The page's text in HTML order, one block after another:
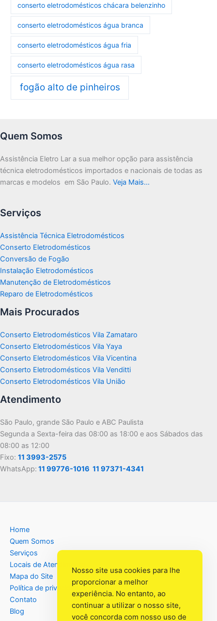
conserto eletrodomésticos chácara belenzinho
conserto eletrodomésticos água branca
conserto eletrodomésticos água fria
conserto eletrodomésticos água rasa
fogão alto de pinheiros
Quem Somos
Assistência Eletro Lar a sua melhor opção para assistência
técnica eletrodomésticos importados e nacionais de todas as
marcas e modelos em São Paulo. Veja Mais…
Serviços
Assistência Técnica Eletrodomésticos
Conserto Eletrodomésticos
Conversão de Fogão
Instalação Eletrodomésticos
Manutenção de Eletrodomésticos
Reparo de Eletrodomésticos
Mais Procurados
Conserto Eletrodomésticos Vila Zamataro
Conserto Eletrodomésticos Vila Yaya
Conserto Eletrodomésticos Vila Vicentina
Conserto Eletrodomésticos Vila Venditti
Conserto Eletrodomésticos Vila União
Atendimento
São Paulo, grande São Paulo e ABC Paulista
Segunda a Sexta-feira das 08:00 as 18:00 e aos Sábados das
08:00 as 12:00
Fixo: 11 3993-2575
WhatsApp: 11 99776-1016 11 97371-4341
Home
Quem Somos
Serviços
Locais de Atendimento
Mapa do Site
Política de privacidade
Contato
Blog
Nosso site usa cookies para lhe
proporcionar a melhor
experiência. No entanto, ao
continuar a utilizar o nosso site,
você concorda com nosso uso de